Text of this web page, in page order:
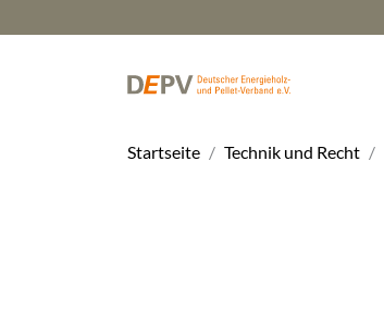
Startseite Technik und Recht